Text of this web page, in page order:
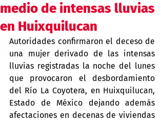
medio de intensas lluvias
en Huixquilucan
Autoridades confirmaron el deceso de
una mujer derivado de las intensas
lluvias registradas la noche del lunes
que provocaron el desbordamiento
del Río La Coyotera, en Huixquilucan,
Estado de México dejando además
afectaciones en decenas de viviendas